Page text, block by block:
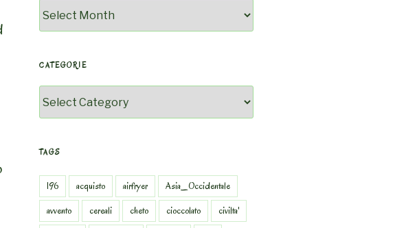
CATEGORIE
TAGS
196 acquisto airfryer
Asia_Occidentale
avvento
cereali cheto cioccolato
civilta'